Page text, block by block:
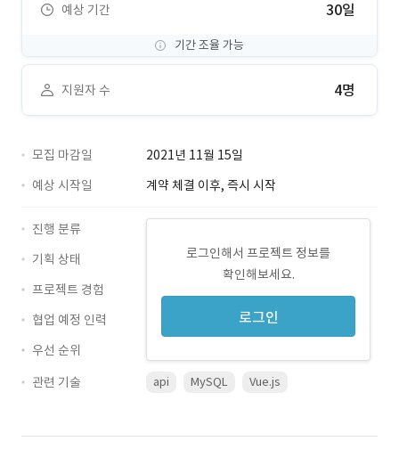
예상 기간 30일
기간 조율 가능
지원자 수 4명
모집 마감일
2021년 11월 15일
예상 시작일
계약 체결 이후, 즉시 시작
로그인해서 프로젝트 정보를
확인해보세요.
로그인
진행 분류
기획 상태
프로젝트 경험
협업 예정 인력
우선 순위
관련 기술
api MySQL Vue.js